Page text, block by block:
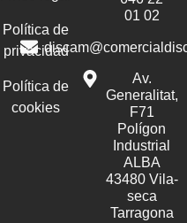
Política de
privacidad
Política de
cookies
01 02
Av.
Generalitat,
F71
Polígon
Industrial
ALBA
43480 Vila-
seca
Tarragona